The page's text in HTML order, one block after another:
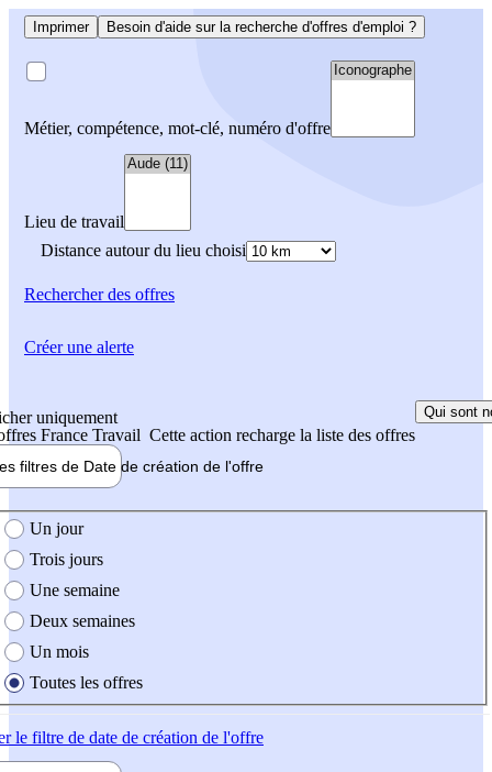
Imprimer Besoin d'aide sur la recherche d'offres d'emploi ?
Métier, compétence, mot-clé, numéro d'offre
Lieu de travail
Distance autour du lieu choisi
Rechercherdes offres
uniquement
France Travail Cette action recharge la liste des offres
Qui sont
filtres de Date de création de l'offre
création de l'offre
Un jour
Trois jours
Une semaine
Deux semaines
Un mois
Toutes les offres
le filtre de date de création de l'offre
Créer une alerte